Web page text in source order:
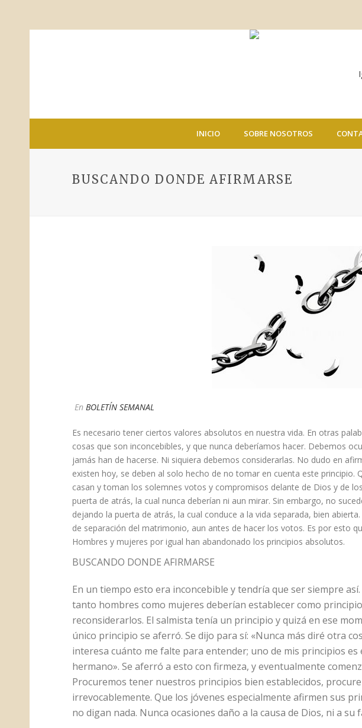
INICIO SOBRE NOSOTROS
BUSCANDO DONDE AFIRMARSE
En BOLETÍN SEMANAL
​Es necesario tener ciertos valores absolutos en nuestra vida. En otras
cosas que son inconcebibles, y que nunca deberíamos hacer. Debemos
jamás han de hacerse. Ni siquiera debemos considerarlas. No dudo en
existen hoy, se deben al solo hecho de no tomar en cuenta este principio.
casan y toman los solemnes votos y compromisos delante de Dios y de
puerta de atrás, la cual nunca deberían ni aun mirar. Sin embargo, no
dejando la puerta de atrás, la cual conduce a la vida separada, bien
de separación del matrimonio, aun antes de hacer los votos. Es por esto
Hombres y mujeres por igual han abandonado los principios absolutos.
BUSCANDO DONDE AFIRMARSE
En un tiempo esto era inconcebible y tendría que ser siempre
tanto hombres como mujeres deberían establecer como
reconsiderarlos. El salmista tenía un principio y quizá en ese
único principio se aferró. Se dijo para sí: «Nunca más diré otra
interesa cuánto me falte para entender; uno de mis principios es
hermano». Se aferró a esto con firmeza, y eventualmente
Procuremos tener nuestros principios bien establecidos,
irrevocablemente. Que los jóvenes especialmente afirmen sus
no digan nada. Nunca ocasiones daño a la causa de Dios, ni a su